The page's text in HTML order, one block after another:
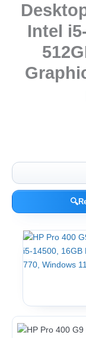
Intel
🔍